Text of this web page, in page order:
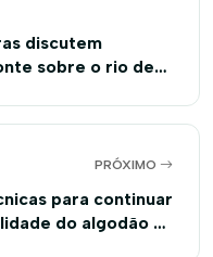
discutem
sobre o rio de
PRÓXIMO
para continuar
do algodão na